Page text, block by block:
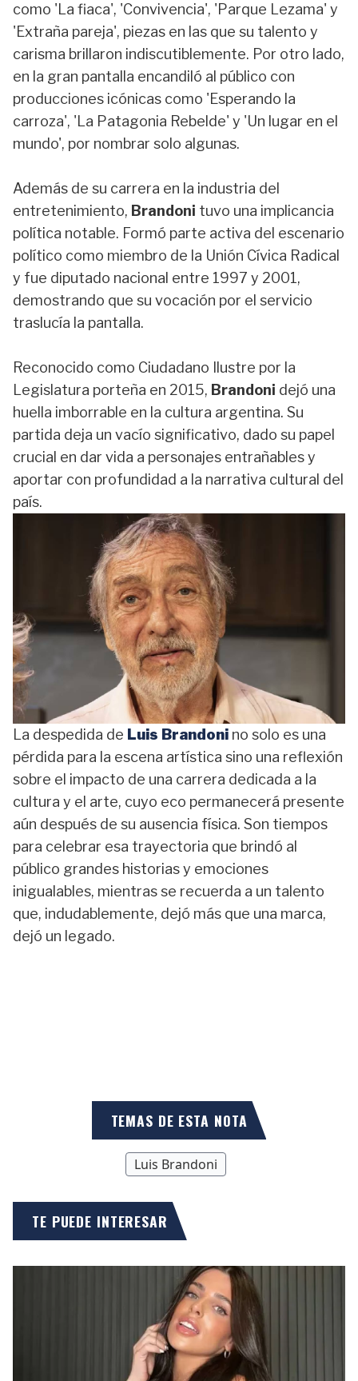
como 'La fiaca', 'Convivencia', 'Parque Lezama' y
'Extraña pareja', piezas en las que su talento y
carisma brillaron indiscutiblemente. Por otro lado,
en la gran pantalla encandiló al público con
producciones icónicas como 'Esperando la
carroza', 'La Patagonia Rebelde' y 'Un lugar en el
mundo', por nombrar solo algunas.
Además de su carrera en la industria del
entretenimiento, Brandoni tuvo una implicancia
política notable. Formó parte activa del escenario
político como miembro de la Unión Cívica Radical
y fue diputado nacional entre 1997 y 2001,
demostrando que su vocación por el servicio
traslucía la pantalla.
Reconocido como Ciudadano Ilustre por la
Legislatura porteña en 2015, Brandoni dejó una
huella imborrable en la cultura argentina. Su
partida deja un vacío significativo, dado su papel
crucial en dar vida a personajes entrañables y
aportar con profundidad a la narrativa cultural del
país.
La despedida de Luis Brandoni no solo es una
pérdida para la escena artística sino una reflexión
sobre el impacto de una carrera dedicada a la
cultura y el arte, cuyo eco permanecerá presente
aún después de su ausencia física. Son tiempos
para celebrar esa trayectoria que brindó al
público grandes historias y emociones
inigualables, mientras se recuerda a un talento
que, indudablemente, dejó más que una marca,
dejó un legado.
TEMAS DE ESTA NOTA
Luis Brandoni
TE PUEDE INTERESAR